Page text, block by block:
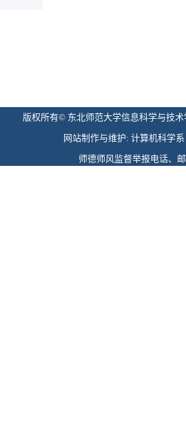
版权所有© 东北师范大学信息科学与技
网站制作与维护: 计算机科学
师德师风监督举报电话、